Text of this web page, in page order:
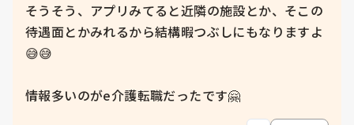
そうそう、アプリみてると近隣の施設とか、そこの
待遇面とかみれるから結構暇つぶしにもなりますよ
😅😅
情報多いのがe介護転職だったです🤗